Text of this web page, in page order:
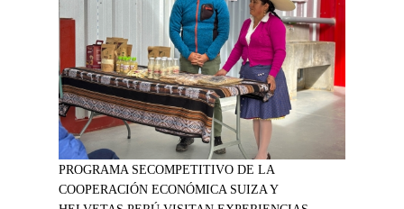
PROGRAMA SECOMPETITIVO DE LA
COOPERACIÓN ECONÓMICA SUIZA Y